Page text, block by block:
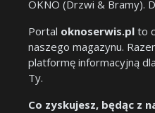
OKNO (Drzwi & Bramy).
Portal oknoserwis.pl to
naszego magazynu.
platformę informacyjną
Ty.
Co zyskujesz, będąc z